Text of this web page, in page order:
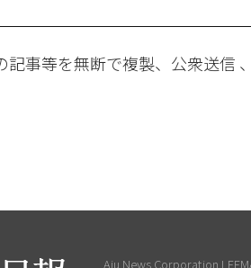
記事等を無断で複製、公衆送信
Aju News Corporation